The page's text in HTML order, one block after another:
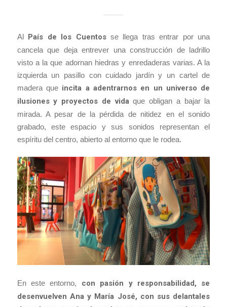
Al País de los Cuentosse llega tras entrar por una
cancela que deja entrever una construcción de ladrillo
visto a la que adornan hiedras y enredaderas varias. A la
izquierda un pasillo con cuidado jardín y un cartel de
madera que incita a adentrarnos en un universo de
ilusiones y proyectos de vida que obligan a bajar la
mirada. A pesar de la pérdida de nitidez en el sonido
grabado, este espacio y sus sonidos representan el
espíritu del centro, abierto al entorno que le rodea.
En este entorno, con pasión y responsabilidad, se
desenvuelven Ana y María José, con sus delantales